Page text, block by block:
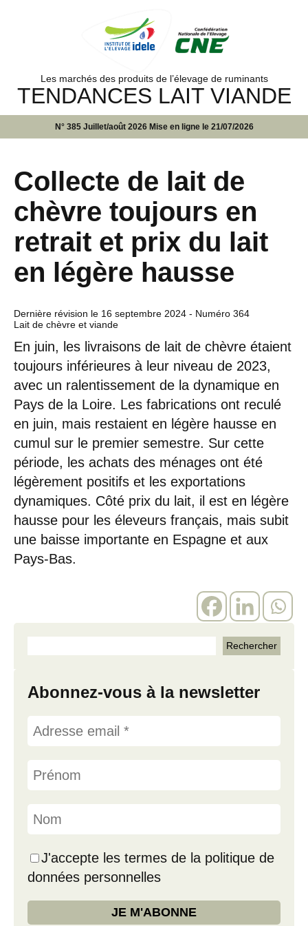
Les marchés des produits de l’élevage de ruminants
TENDANCES LAIT VIANDE
N° 385 Juillet/août 2026 Mise en ligne le 21/07/2026
Collecte de lait de
chèvre toujours en
retrait et prix du lait
en légère hausse
Dernière révision le 16 septembre 2024 - Numéro 364
Lait de chèvre et viande
En juin, les livraisons de lait de chèvre étaient
toujours inférieures à leur niveau de 2023,
avec un ralentissement de la dynamique en
Pays de la Loire. Les fabrications ont reculé
en juin, mais restaient en légère hausse en
cumul sur le premier semestre. Sur cette
période, les achats des ménages ont été
légèrement positifs et les exportations
dynamiques. Côté prix du lait, il est en légère
hausse pour les éleveurs français, mais subit
une baisse importante en Espagne et aux
Pays-Bas.
Abonnez-vous à la newsletter
J'accepte les termes de la politique de
données personnelles